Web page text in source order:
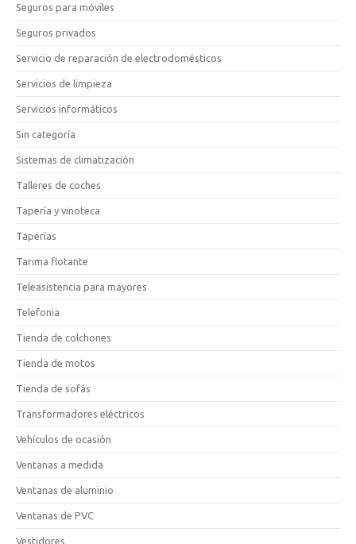
Seguros para móviles
Seguros privados
Servicio de reparación de electrodomésticos
Servicios de limpieza
Servicios informáticos
Sin categoría
Sistemas de climatización
Talleres de coches
Tapería y vinoteca
Taperías
Tarima flotante
Teleasistencia para mayores
Telefonia
Tienda de colchones
Tienda de motos
Tienda de sofás
Transformadores eléctricos
Vehículos de ocasión
Ventanas a medida
Ventanas de aluminio
Ventanas de PVC
Vestidores